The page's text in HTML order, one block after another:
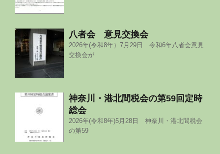
八者会 意見交換会
2026年(令和8年）7月29日 令和6年八者会意見
交換会が
神奈川・港北間税会の第59回定時
総会
2026年(令和8年)5月28日 神奈川・港北間税会
の第59